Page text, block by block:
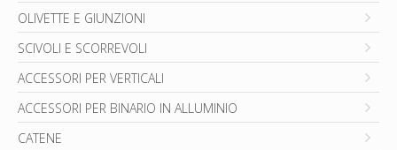
OLIVETTE E GIUNZIONI
SCIVOLI E SCORREVOLI
ACCESSORI PER VERTICALI
ACCESSORI PER BINARIO IN ALLUMINIO
CATENE